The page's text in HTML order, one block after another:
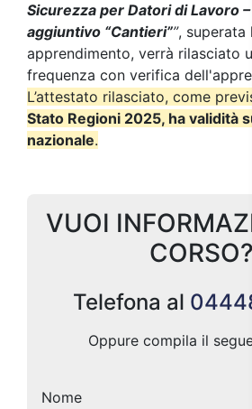
Sicurezza per Datori di Lavoro –
aggiuntivo “Cantieri””, superata
apprendimento, verrà rilasciato
frequenza con verifica
L’attestato rilasciato, come
Stato Regioni 2025, ha validità
nazionale.
VUOI
CORSO?
Telefona al
Oppure compila il
Nome